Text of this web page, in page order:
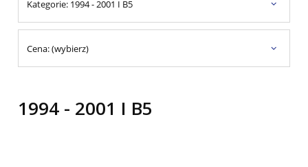
Kategorie: 1994 - 2001 I B5
Cena: (wybierz)
1994 - 2001 I B5